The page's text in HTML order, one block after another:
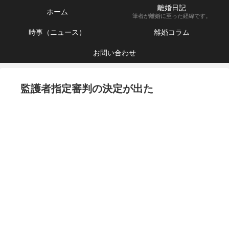
ホーム 離婚日記
筆者が離婚に至った経緯です。
時事（ニュース） 離婚コラム
お問い合わせ
監護者指定審判の決定が出た